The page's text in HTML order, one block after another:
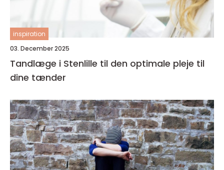
inspiration
03. December 2025
Tandlæge i Stenlille til den optimale pleje til
dine tænder